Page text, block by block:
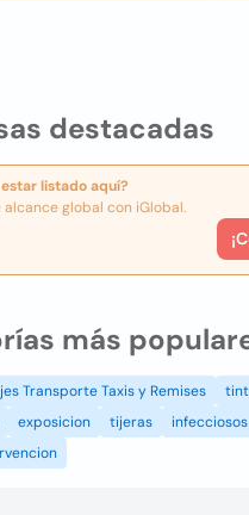
destacadas
listado aquí?
alcance global con iGlobal.
más
Transporte Taxis y Remises
exposicion tijeras infecciosos